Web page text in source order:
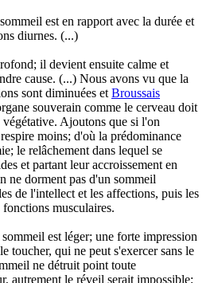
est en rapport avec la durée et
diurnes. (...)
il devient ensuite calme et
cause. (...) Nous avons vu que la
sont diminuées et Broussais
souverain comme le cerveau doit
Ajoutons que si l'on
moins; d'où la prédominance
le relâchement dans lequel se
et partant leur accroissement en
ne dorment pas d'un sommeil
de l'intellect et les affections, puis les
musculaires.
est léger; une forte impression
toucher, qui ne peut s'exercer sans le
ne détruit point toute
autrement le réveil serait impossible;